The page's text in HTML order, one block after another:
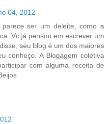
04, 2012
ser um deleite, como a
Vc já pensou em escrever um
seu blog é um dos maiores
conheço. A Blogagem coletiva
com alguma receita de